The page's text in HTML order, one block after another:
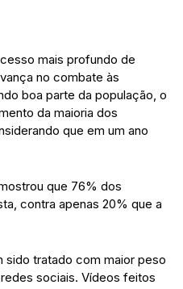
mais profundo de
no combate às
boa parte da população, o
da maioria dos
que em um ano
que 76% dos
contra apenas 20% que a
sido tratado com maior peso
sociais. Vídeos feitos